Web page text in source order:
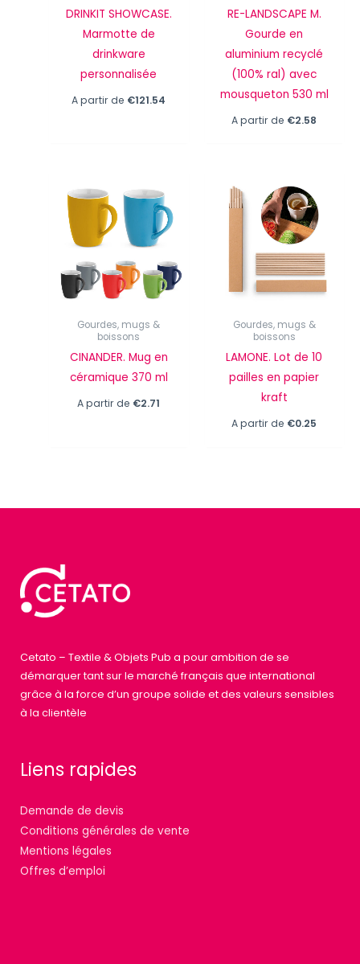
DRINKIT SHOWCASE.
Marmotte de
drinkware
personnalisée
A partir de €121.54
RE-LANDSCAPE M.
Gourde en
aluminium recyclé
(100% ral) avec
mousqueton 530 ml
A partir de €2.58
Gourdes, mugs &
boissons
CINANDER. Mug en
céramique 370 ml
A partir de €2.71
Gourdes, mugs &
boissons
LAMONE. Lot de 10
pailles en papier
kraft
A partir de €0.25
Cetato – Textile & Objets Pub a pour ambition de se
démarquer tant sur le marché français que international
grâce à la force d’un groupe solide et des valeurs sensibles
à la clientèle
Liens rapides
Demande de devis
Conditions générales de vente
Mentions légales
Offres d’emploi